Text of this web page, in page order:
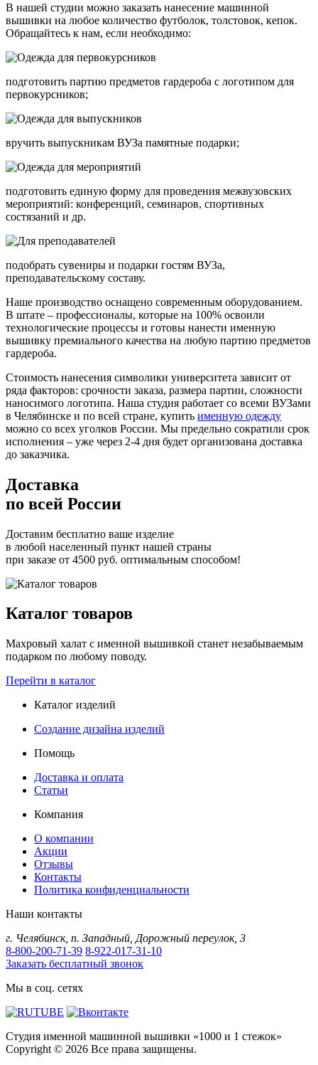
В нашей студии можно заказать нанесение машинной
вышивки на любое количество футболок, толстовок, кепок.
Обращайтесь к нам, если необходимо:
подготовить партию предметов гардероба с логотипом для
первокурсников;
вручить выпускникам ВУЗа памятные подарки;
подготовить единую форму для проведения межвузовских
мероприятий: конференций, семинаров, спортивных
состязаний и др.
подобрать сувениры и подарки гостям ВУЗа,
преподавательскому составу.
Наше производство оснащено современным оборудованием.
В штате – профессионалы, которые на 100% освоили
технологические процессы и готовы нанести именную
вышивку премиального качества на любую партию предметов
гардероба.
Стоимость нанесения символики университета зависит от
ряда факторов: срочности заказа, размера партии, сложности
наносимого логотипа. Наша студия работает со всеми ВУЗами
в Челябинске и по всей стране, купить именную одежду
можно со всех уголков России. Мы предельно сократили срок
исполнения – уже через 2-4 дня будет организована доставка
до заказчика.
Доставка
по всей России
Доставим бесплатно ваше изделие
в любой населенный пункт нашей страны
при заказе от 4500 руб. оптимальным способом!
Каталог товаров
Махровый халат с именной вышивкой станет незабываемым
подарком по любому поводу.
Перейти в каталог
Каталог изделий
Создание дизайна изделий
Помощь
Доставка и оплата
Статьи
Компания
О компании
Акции
Отзывы
Контакты
Политика конфиденциальности
Наши контакты
г. Челябинск, п. Западный, Дорожный переулок, 3
8-800-200-71-39 8-922-017-31-10
Заказать бесплатный звонок
Мы в соц. сетях
Студия именной машинной вышивки «1000 и 1 стежок»
Copyright © 2026 Все права защищены.